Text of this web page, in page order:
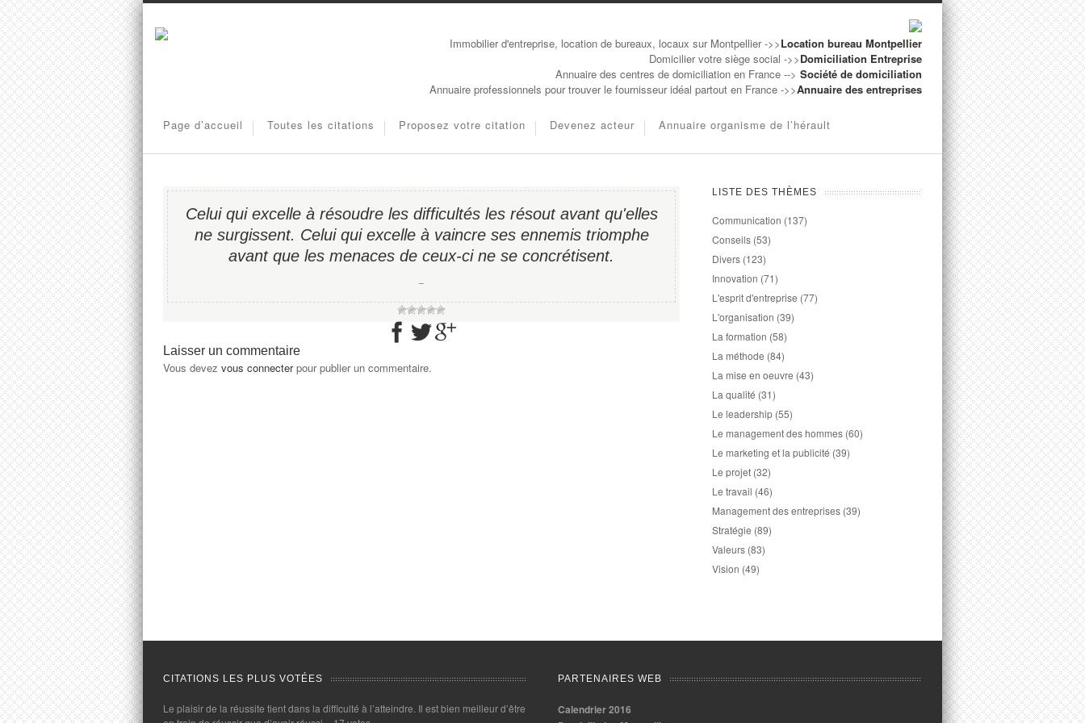
Immobilier d'entreprise, location de bureaux, locaux sur Montpellier ->>Location bureau Montpellier
Domicilier votre siège social ->>Domiciliation Entreprise
Annuaire des centres de domiciliation en France --> Société de domiciliation
Annuaire professionnels pour trouver le fournisseur idéal partout en France ->>Annuaire des entreprises
Page d’accueil Toutes les citations Proposez votre citation Devenez acteur Annuaire organisme de l’hérault
Celui qui excelle à résoudre les difficultés les résout avant qu'elles
ne surgissent. Celui qui excelle à vaincre ses ennemis triomphe
avant que les menaces de ceux-ci ne se concrétisent.
−
Laisser un commentaire
Vous devez vous connecterpour publier un commentaire.
LISTE DES THÈMES
Communication (137)
Conseils (53)
Divers (123)
Innovation (71)
L'esprit d'entreprise (77)
L'organisation (39)
La formation (58)
La méthode (84)
La mise en oeuvre (43)
La qualité (31)
Le leadership (55)
Le management des hommes (60)
Le marketing et la publicité (39)
Le projet (32)
Le travail (46)
Management des entreprises (39)
Stratégie (89)
Valeurs (83)
Vision (49)
CITATIONS LES PLUS VOTÉES
Le plaisir de la réussite tient dans la difficulté à l’atteindre. Il est bien meilleur d’être
PARTENAIRES WEB
Calendrier 2016